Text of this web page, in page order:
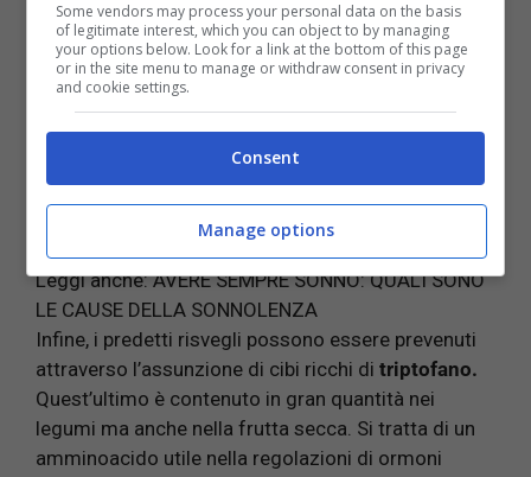
Daevitare, inoltre, è anche assumerealimentiche
presentano delleproprietà eccitanticome, ad
esempio, il caffè. Questa, infatti, insieme anche al
consumo di alcolici è un’abitudine sbagliata che non
altro che rendere poco sereno il sonno a causa di
continui risvegli. Meglio, preferire, dunque, tisane
che conciliano il sonno o anche una
Leggi anche:AVERE SEMPRE SONNO: QUALI SONO
LE CAUSE DELLA SONNOLENZA
Infine, i predetti risvegli possono essere prevenuti
attraverso l’assunzione di cibi ricchi di triptofano.
Quest’ultimo è contenuto in gran quantità nei
legumi ma anche nella frutta secca. Si tratta di un
amminoacido utile nella regolazioni di ormoni
Some vendors may process your personal data on the basis
of legitimate interest, which you can object to by managing
your options below. Look for a link at the bottom of this page
or in the site menu to manage or withdraw consent in privacy
and cookie settings.
Consent
Manage options